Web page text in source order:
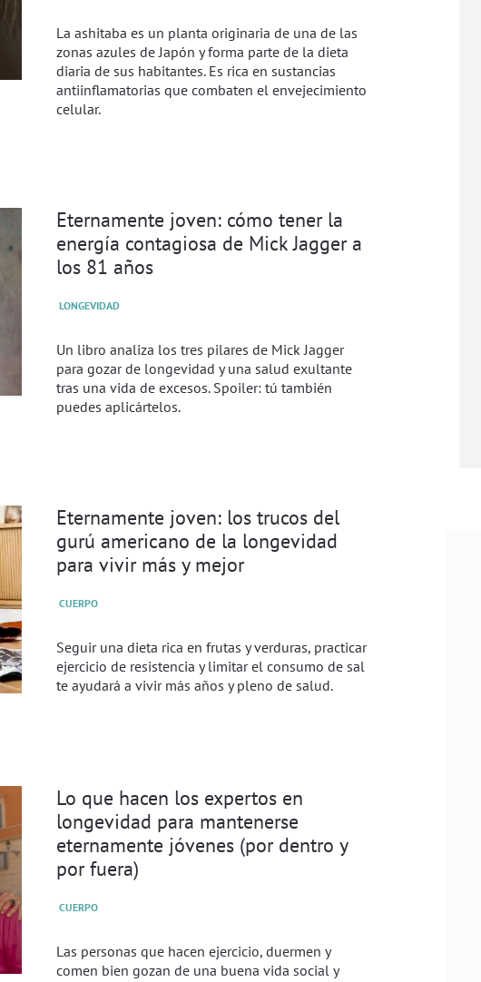
La ashitaba es un planta originaria de una de las
zonas azules de Japón y forma parte de la dieta
diaria de sus habitantes. Es rica en sustancias
antiinflamatorias que combaten el envejecimiento
celular.
Eternamente joven: cómo tener la
energía contagiosa de Mick Jagger a
los 81 años
LONGEVIDAD
Un libro analiza los tres pilares de Mick Jagger
para gozar de longevidad y una salud exultante
tras una vida de excesos. Spoiler: tú también
puedes aplicártelos.
Eternamente joven: los trucos del
gurú americano de la longevidad
para vivir más y mejor
CUERPO
Seguir una dieta rica en frutas y verduras, practicar
ejercicio de resistencia y limitar el consumo de sal
te ayudará a vivir más años y pleno de salud.
Lo que hacen los expertos en
longevidad para mantenerse
eternamente jóvenes (por dentro y
por fuera)
CUERPO
Las personas que hacen ejercicio, duermen y
comen bien gozan de una buena vida social y